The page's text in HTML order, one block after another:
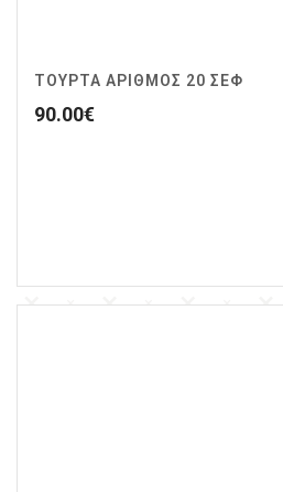
ΤΟΥΡΤΑ ΑΡΙΘΜΟΣ 20 ΣΕΦ
90.00€